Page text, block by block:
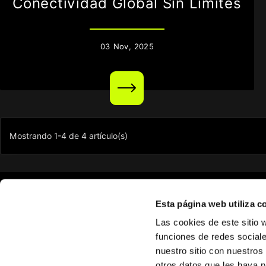
Esta página web utiliza
Las cookies de este sitio
funciones de redes
nuestro sitio con
03 Nov, 2025
Mostrando 1-4 de 4 artículo(s)
Get
Sobre nosotros
Hazte afiliado